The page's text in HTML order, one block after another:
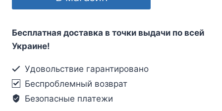
Бесплатная доставка в точки выдачи по всей
Украине!
Удовольствие гарантировано
Беспроблемный возврат
Безопасные платежи